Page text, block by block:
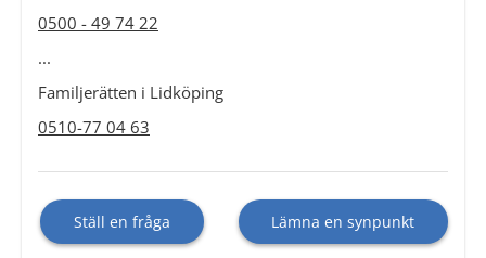
0500 - 49 74 22
...
Familjerätten i Lidköping
0510-77 04 63
Ställ en fråga Lämna en synpunkt